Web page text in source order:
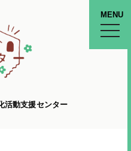
活動支援センター
MENU
toggle